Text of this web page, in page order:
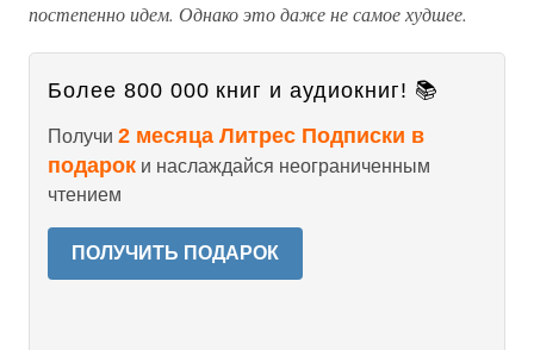
постепенно идем. Однако это даже не самое худшее.
Более 800 000 книг и аудиокниг! 📚
Получи 2 месяца Литрес Подписки в
подарок и наслаждайся неограниченным
чтением
ПОЛУЧИТЬ ПОДАРОК